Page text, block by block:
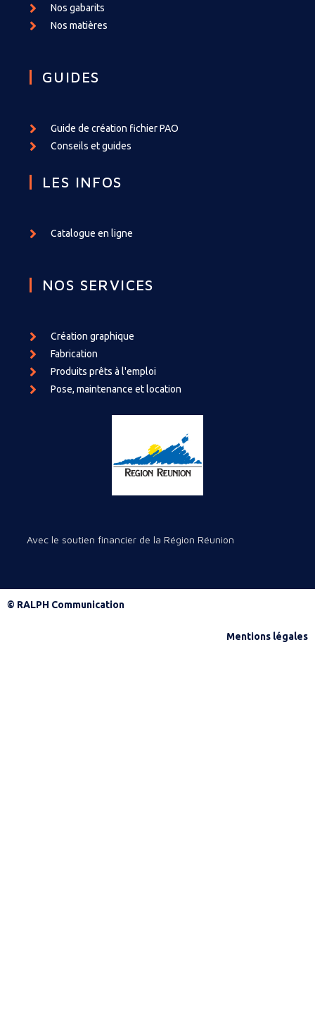
Nos gabarits
Nos matières
GUIDES
Guide de création fichier PAO
Conseils et guides
LES INFOS
Catalogue en ligne
NOS SERVICES
Création graphique
Fabrication
Produits prêts à l'emploi
Pose, maintenance et location
Avec le soutien financier de la Région Réunion
© RALPH Communication
Mentions légales